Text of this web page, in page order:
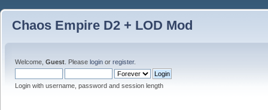
Chaos Empire D2 + LOD Mod
Welcome, Guest . Please login or register.
Login with username, password and session length